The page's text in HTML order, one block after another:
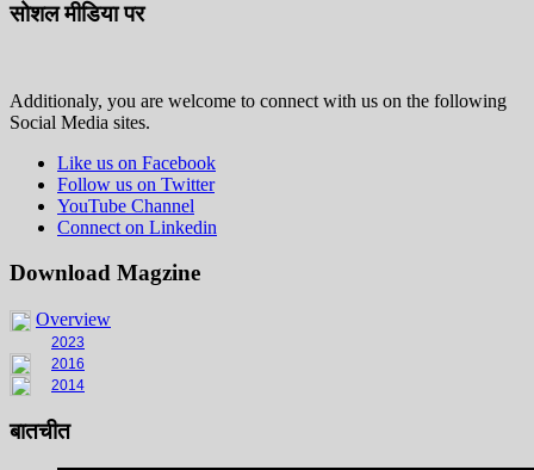
सोशल मीडिया पर
Additionaly, you are welcome to connect with us on the following
Social Media sites.
Like us on Facebook
Follow us on Twitter
YouTube Channel
Connect on Linkedin
Download Magzine
Overview
2023
2016
2014
बातचीत